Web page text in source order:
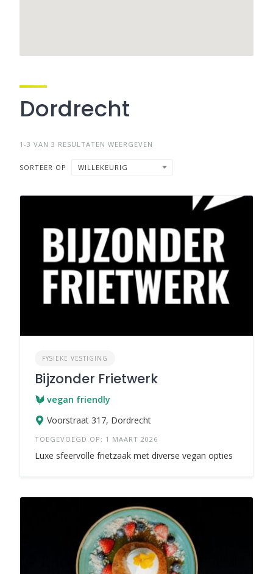
Dordrecht
1-3 VAN 3 RESULTATEN WEERGEVEN
SORTEER OP WILLEKEURIG
FYSIEKE VESTIGING
Bijzonder Frietwerk
vegan friendly
Voorstraat 317, Dordrecht
TOEGEVOEGD OP: 1 MAART 2026
Luxe sfeervolle frietzaak met diverse vegan opties